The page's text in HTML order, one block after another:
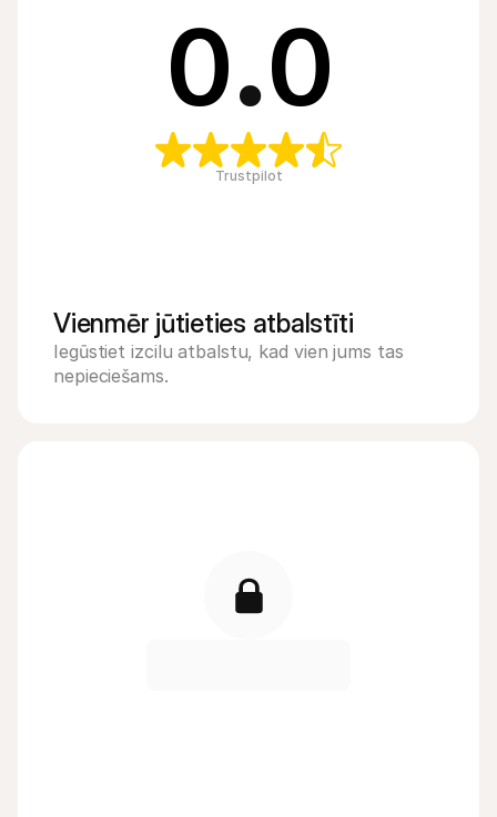
0.0
Trustpilot
Vienmēr jūtieties atbalstīti
Iegūstiet izcilu atbalstu, kad vien jums tas
nepieciešams.